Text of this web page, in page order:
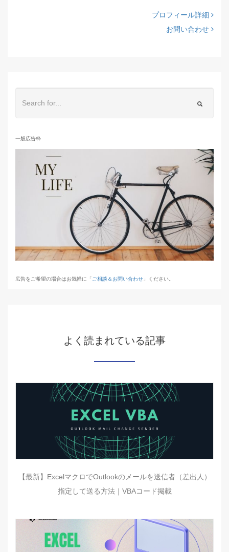
プロフィール詳細
お問い合わせ
一般広告枠
広告をご希望の場合はお気軽に「ご相談＆お問い合わせ 」ください。
よく読まれている記事
【最新】ExcelマクロでOutlookのメールを送信者（差出人）
指定して送る方法｜VBAコード掲載